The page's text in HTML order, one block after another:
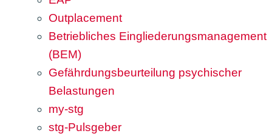
Outplacement
Betriebliches Eingliederungsmanagement
(BEM)
Gefährdungsbeurteilung psychischer
Belastungen
my-stg
stg-Pulsgeber